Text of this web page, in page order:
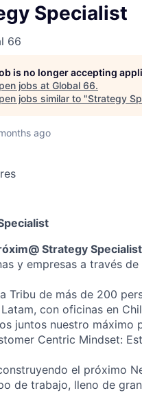
Specialist
66
is no longer accepting
jobs at Global 66.
jobs similar to "Strategy
ago
Strategy
y empresas a través
Tribu de más de 200
con oficinas en
juntos nuestro máximo
Centric Mindset:
el próximo
de trabajo, lleno de